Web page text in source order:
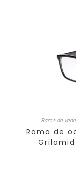
Rame de
Rama de
Grilamid